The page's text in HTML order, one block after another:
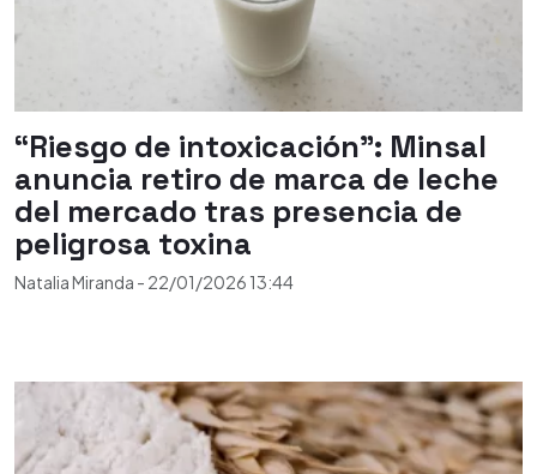
“Riesgo de intoxicación”: Minsal
anuncia retiro de marca de leche
del mercado tras presencia de
peligrosa toxina
Natalia Miranda - 22/01/2026 13:44